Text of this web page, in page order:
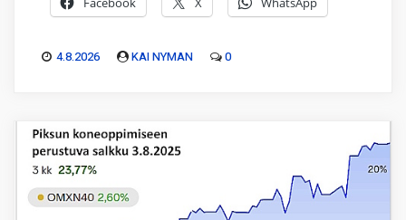
4.8.2026 KAI NYMAN 0